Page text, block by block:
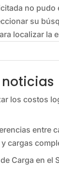
no pudo
su
localizar la
los costos
entre
cargas
Carga en el